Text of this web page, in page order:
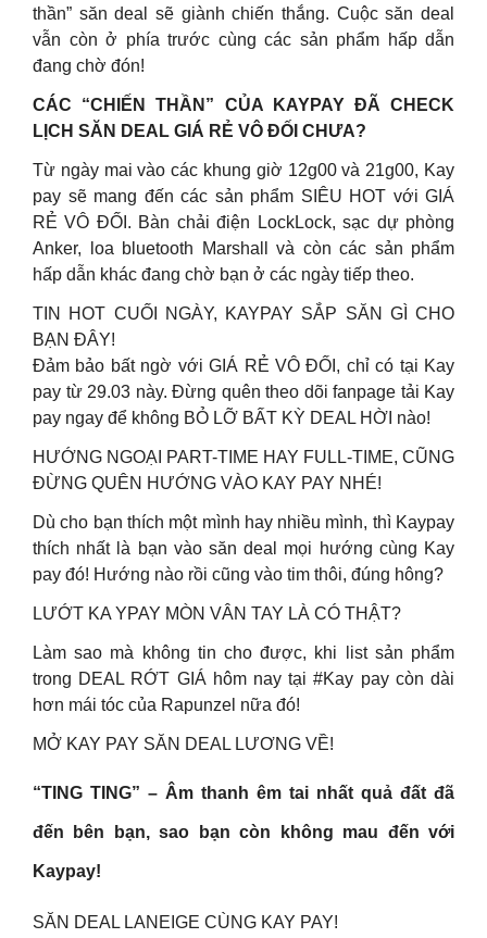
thần” săn deal sẽ giành chiến thắng. Cuộc săn deal
vẫn còn ở phía trước cùng các sản phẩm hấp dẫn
đang chờ đón!
CÁC “CHIẾN THẦN” CỦA KAYPAY ĐÃ CHECK
LỊCH SĂN DEAL GIÁ RẺ VÔ ĐỐI CHƯA?
Từ ngày mai vào các khung giờ 12g00 và 21g00, Kay
pay sẽ mang đến các sản phẩm SIÊU HOT với GIÁ
RẺ VÔ ĐỐI. Bàn chải điện LockLock, sạc dự phòng
Anker, loa bluetooth Marshall và còn các sản phẩm
hấp dẫn khác đang chờ bạn ở các ngày tiếp theo.
TIN HOT CUỐI NGÀY, KAYPAY SẮP SĂN GÌ CHO
BẠN ĐÂY!
Đảm bảo bất ngờ với GIÁ RẺ VÔ ĐỐI, chỉ có tại Kay
pay từ 29.03 này. Đừng quên theo dõi fanpage tải Kay
pay ngay để không BỎ LỠ BẤT KỲ DEAL HỜI nào!
HƯỚNG NGOẠI PART-TIME HAY FULL-TIME, CŨNG
ĐỪNG QUÊN HƯỚNG VÀO KAY PAY NHÉ!
Dù cho bạn thích một mình hay nhiều mình, thì Kaypay
thích nhất là bạn vào săn deal mọi hướng cùng Kay
pay đó! Hướng nào rồi cũng vào tim thôi, đúng hông?
LƯỚT KA YPAY MÒN VÂN TAY LÀ CÓ THẬT?
Làm sao mà không tin cho được, khi list sản phẩm
trong DEAL RỚT GIÁ hôm nay tại #Kay pay còn dài
hơn mái tóc của Rapunzel nữa đó!
MỞ KAY PAY SĂN DEAL LƯƠNG VỀ!
“TING TING” – Âm thanh êm tai nhất quả đất đã
đến bên bạn, sao bạn còn không mau đến với
Kaypay!
SĂN DEAL LANEIGE CÙNG KAY PAY!